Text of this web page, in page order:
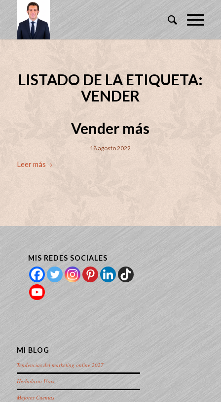
LISTADO DE LA ETIQUETA:
VENDER
Vender más
18 agosto 2022
Leer más
MIS REDES SOCIALES
MI BLOG
Tendencias del marketing online 2027
Herbolario Uros
Mejores Cuentas